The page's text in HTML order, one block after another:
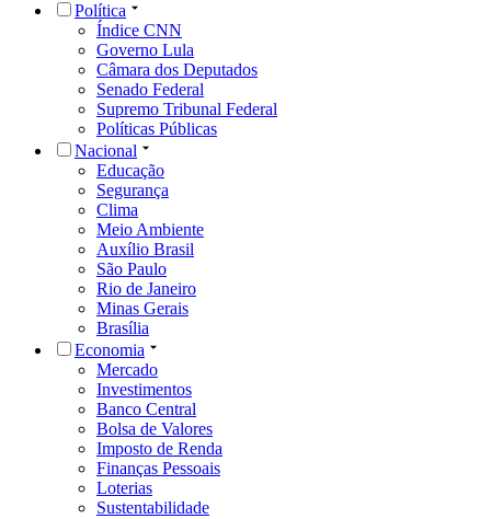
Política
Índice CNN
Governo Lula
Câmara dos Deputados
Senado Federal
Supremo Tribunal Federal
Políticas Públicas
Nacional
Educação
Segurança
Clima
Meio Ambiente
Auxílio Brasil
São Paulo
Rio de Janeiro
Minas Gerais
Brasília
Economia
Mercado
Investimentos
Banco Central
Bolsa de Valores
Imposto de Renda
Finanças Pessoais
Loterias
Sustentabilidade